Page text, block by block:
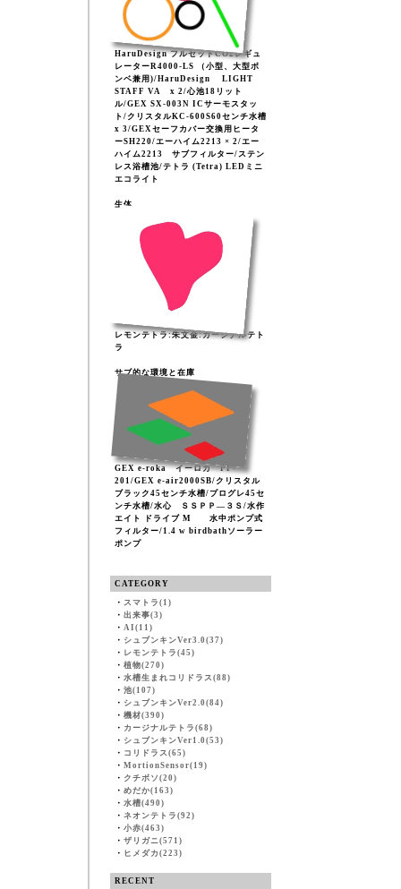
HaruDesign フルセットCO2レギュ
レーターR4000-LS （小型、大型ボ
ンベ兼用)/HaruDesign LIGHT
STAFF VA x 2/心池18リット
ル/GEX SX-003N ICサーモスタッ
ト/クリスタルKC-600S60センチ水槽
x 3/GEXセーフカバー交換用ヒータ
ーSH220/エーハイム2213 × 2/エー
ハイム2213 サブフィルター/ステン
レス浴槽池/テトラ (Tetra) LEDミニ
エコライト
生体
レモンテトラ:朱文金:カージナルテト
ラ
サブ的な環境と在庫
GEX e-roka イーロカ PF-
201/GEX e-air2000SB/クリスタル
ブラック45センチ水槽/プログレ45セ
ンチ水槽/水心 ＳＳＰＰ―３Ｓ/水作
エイト ドライブ M 水中ポンプ式
フィルター/1.4 w birdbathソーラー
ポンプ
CATEGORY
・ スマトラ(1)
・ 出来事(3)
・ AI(11)
・ シュブンキンVer3.0(37)
・ レモンテトラ(45)
・ 植物(270)
・ 水槽生まれコリドラス(88)
・ 池(107)
・ シュブンキンVer2.0(84)
・ 機材(390)
・ カージナルテトラ(68)
・ シュブンキンVer1.0(53)
・ コリドラス(65)
・ MortionSensor(19)
・ クチボソ(20)
・ めだか(163)
・ 水槽(490)
・ ネオンテトラ(92)
・ 小赤(463)
・ ザリガニ(571)
・ ヒメダカ(223)
RECENT